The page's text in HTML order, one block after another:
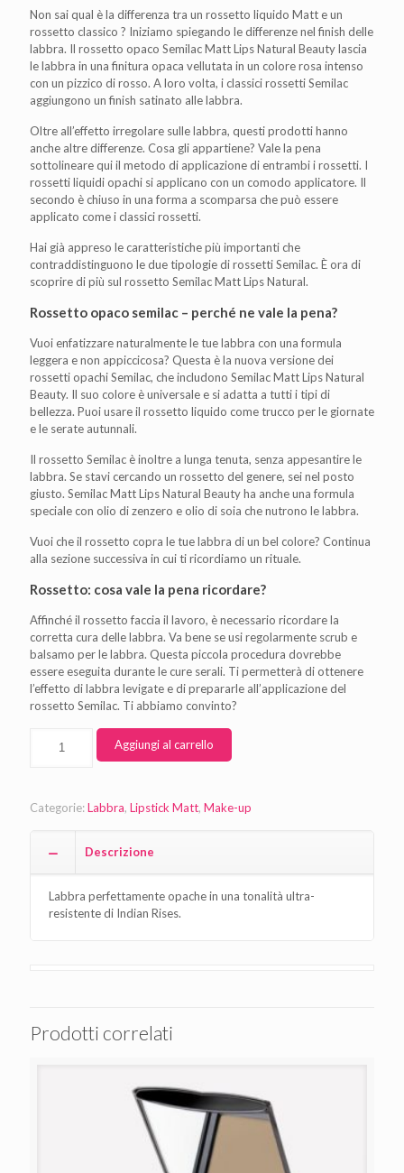
Non sai qual è la differenza tra un rossetto liquido Matt e un
rossetto classico ? Iniziamo spiegando le differenze nel finish delle
labbra. Il rossetto opaco Semilac Matt Lips Natural Beauty lascia
le labbra in una finitura opaca vellutata in un colore rosa intenso
con un pizzico di rosso. A loro volta, i classici rossetti Semilac
aggiungono un finish satinato alle labbra.
Oltre all’effetto irregolare sulle labbra, questi prodotti hanno
anche altre differenze. Cosa gli appartiene? Vale la pena
sottolineare qui il metodo di applicazione di entrambi i rossetti. I
rossetti liquidi opachi si applicano con un comodo applicatore. Il
secondo è chiuso in una forma a scomparsa che può essere
applicato come i classici rossetti.
Hai già appreso le caratteristiche più importanti che
contraddistinguono le due tipologie di rossetti Semilac. È ora di
scoprire di più sul rossetto Semilac Matt Lips Natural.
Rossetto opaco semilac – perché ne vale la pena?
Vuoi enfatizzare naturalmente le tue labbra con una formula
leggera e non appiccicosa? Questa è la nuova versione dei
rossetti opachi Semilac, che includono Semilac Matt Lips Natural
Beauty. Il suo colore è universale e si adatta a tutti i tipi di
bellezza. Puoi usare il rossetto liquido come trucco per le giornate
e le serate autunnali.
Il rossetto Semilac è inoltre a lunga tenuta, senza appesantire le
labbra. Se stavi cercando un rossetto del genere, sei nel posto
giusto. Semilac Matt Lips Natural Beauty ha anche una formula
speciale con olio di zenzero e olio di soia che nutrono le labbra.
Vuoi che il rossetto copra le tue labbra di un bel colore? Continua
alla sezione successiva in cui ti ricordiamo un rituale.
Rossetto: cosa vale la pena ricordare?
Affinché il rossetto faccia il lavoro, è necessario ricordare la
corretta cura delle labbra. Va bene se usi regolarmente scrub e
balsamo per le labbra. Questa piccola procedura dovrebbe
essere eseguita durante le cure serali. Ti permetterà di ottenere
l’effetto di labbra levigate e di prepararle all’applicazione del
rossetto Semilac. Ti abbiamo convinto?
Aggiungi al carrello
Categorie:Labbra, Lipstick Matt, Make-up
Descrizione
Labbra perfettamente opache in una tonalità ultra-
resistente di Indian Rises.
Prodotti correlati